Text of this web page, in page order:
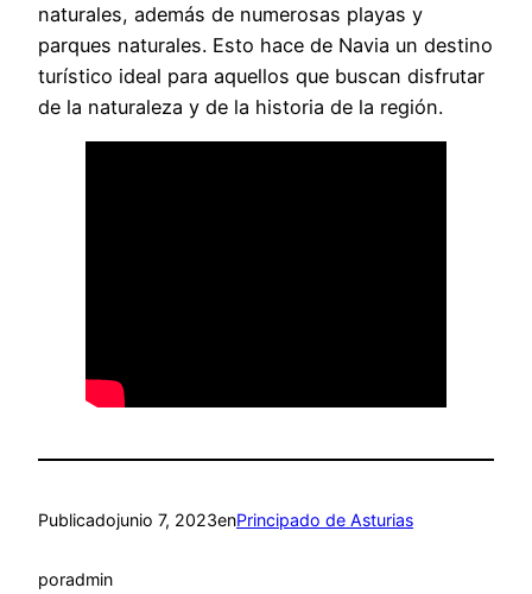
naturales, además de numerosas playas y
parques naturales. Esto hace de Navia un destino
turístico ideal para aquellos que buscan disfrutar
de la naturaleza y de la historia de la región.
Publicadojunio 7, 2023enPrincipado de Asturias
poradmin